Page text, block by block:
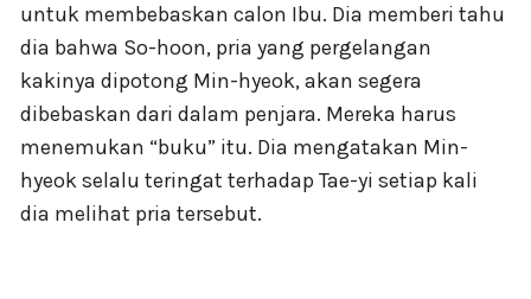
untuk membebaskan calon Ibu. Dia memberi tahu
dia bahwa So-hoon, pria yang pergelangan
kakinya dipotong Min-hyeok, akan segera
dibebaskan dari dalam penjara. Mereka harus
menemukan “buku” itu. Dia mengatakan Min-
hyeok selalu teringat terhadap Tae-yi setiap kali
dia melihat pria tersebut.